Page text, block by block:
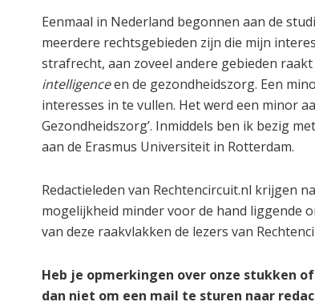
Eenmaal in Nederland begonnen aan de
meerdere rechtsgebieden zijn die mijn
strafrecht, aan zoveel andere gebieden
intelligenceen de gezondheidszorg. Een
interesses in te vullen. Het werd een minor
Gezondheidszorg’. Inmiddels ben ik bezig
aan de Erasmus Universiteit in Rotterdam.
Redactieleden van Rechtencircuit.nl krijgen
mogelijkheid minder voor de hand liggende
van deze raakvlakken de lezers van
Heb je opmerkingen over onze stukken
dan niet om een mail te sturen naar